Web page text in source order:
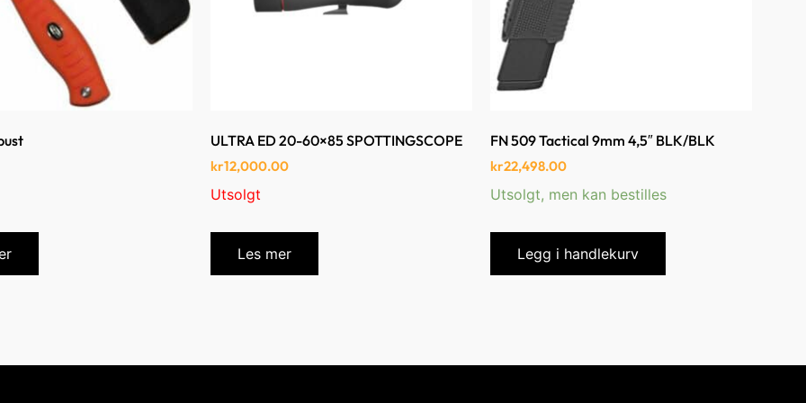
ULTRA ED 20-60×85 SPOTTINGSCOPE
kr12,000.00
Utsolgt
Les mer
FN 509 Tactical 9mm 4,5″ BLK/BLK
kr22,498.00
Utsolgt, men kan bestilles
Legg i handlekurv